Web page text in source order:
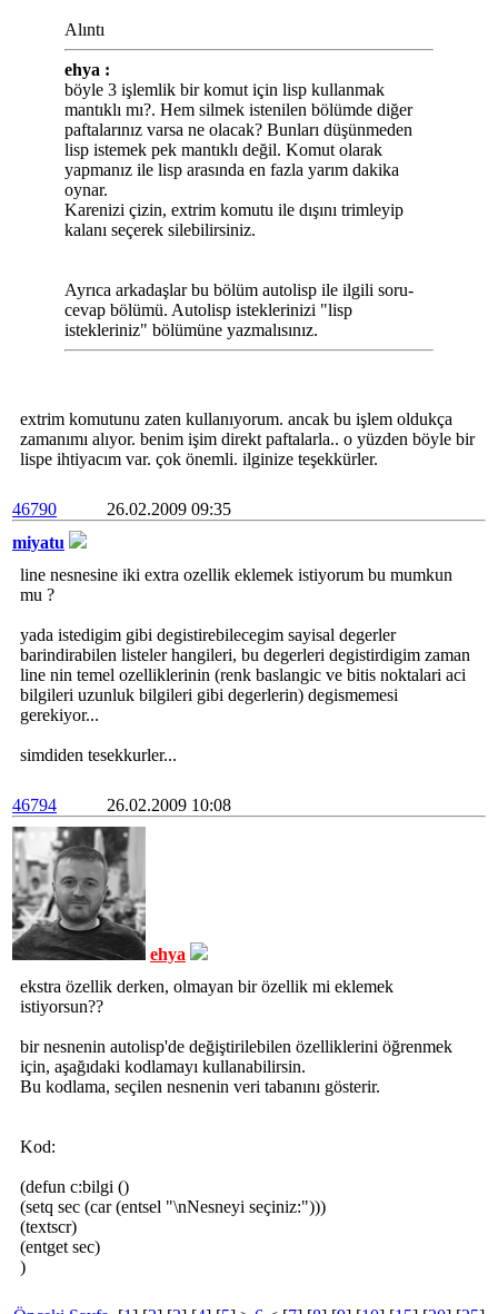
Alıntı
ehya :
böyle 3 işlemlik bir komut için lisp kullanmak
mantıklı mı?. Hem silmek istenilen bölümde diğer
paftalarınız varsa ne olacak? Bunları düşünmeden
lisp istemek pek mantıklı değil. Komut olarak
yapmanız ile lisp arasında en fazla yarım dakika
oynar.
Karenizi çizin, extrim komutu ile dışını trimleyip
kalanı seçerek silebilirsiniz.
Ayrıca arkadaşlar bu bölüm autolisp ile ilgili soru-
cevap bölümü. Autolisp isteklerinizi "lisp
istekleriniz" bölümüne yazmalısınız.
extrim komutunu zaten kullanıyorum. ancak bu işlem oldukça
zamanımı alıyor. benim işim direkt paftalarla.. o yüzden böyle bir
lispe ihtiyacım var. çok önemli. ilginize teşekkürler.
46790
26.02.2009 09:35
miyatu
line nesnesine iki extra ozellik eklemek istiyorum bu mumkun
mu ?
yada istedigim gibi degistirebilecegim sayisal degerler
barindirabilen listeler hangileri, bu degerleri degistirdigim zaman
line nin temel ozelliklerinin (renk baslangic ve bitis noktalari aci
bilgileri uzunluk bilgileri gibi degerlerin) degismemesi
gerekiyor...
simdiden tesekkurler...
46794 26.02.2009 10:08
ehya
ekstra özellik derken, olmayan bir özellik mi eklemek
istiyorsun??
bir nesnenin autolisp'de değiştirilebilen özelliklerini öğrenmek
için, aşağıdaki kodlamayı kullanabilirsin.
Bu kodlama, seçilen nesnenin veri tabanını gösterir.
Kod:
(defun c:bilgi ()
(setq sec (car (entsel "\nNesneyi seçiniz:")))
(textscr)
(entget sec)
)